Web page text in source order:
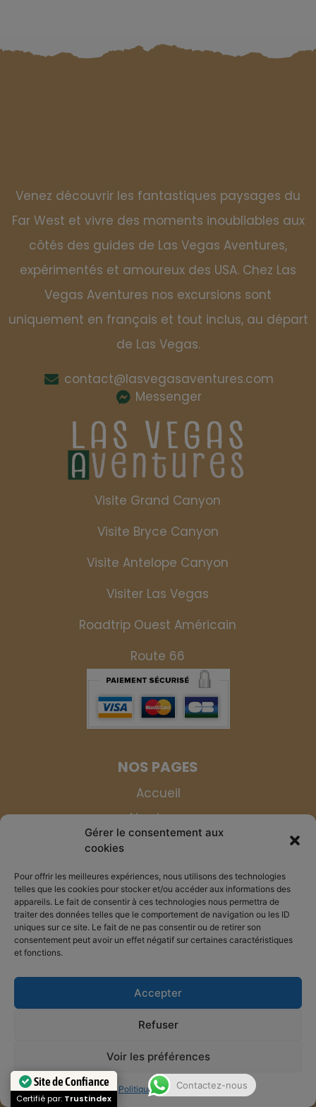
Gérer le consentement aux
cookies
Pour offrir les meilleures expériences, nous utilisons des technologies
telles que les cookies pour stocker et/ou accéder aux informations des
appareils. Le fait de consentir à ces technologies nous permettra de
traiter des données telles que le comportement de navigation ou les ID
uniques sur ce site. Le fait de ne pas consentir ou de retirer son
consentement peut avoir un effet négatif sur certaines caractéristiques
et fonctions.
Accepter
Refuser
Voir les préférences
Politique de cookies
Venez découvrir les fantastiques paysages du
Far West et vivre des moments inoubliables aux
côtés des guides de Las Vegas Aventures,
expérimentés et amoureux des USA. Chez Las
Vegas Aventures nos excursions sont
uniquement en français et tout inclus, au départ
de Las Vegas.
contact@lasvegasaventures.com
Messenger
Visite Grand Canyon
Visite Bryce Canyon
Visite Antelope Canyon
Visiter Las Vegas
Roadtrip Ouest Américain
Route 66
NOS PAGES
Accueil
Nos tours
L'Equipe de Las Vegas Aventures
Contact
Foire aux questions
Mentions légales
Copyright © 2026 Las Vegas Aventures. Tous
Contactez-nous
Site de Confiance
Certifié par: Trustindex